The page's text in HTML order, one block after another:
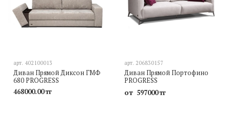
арт. 402100013
Диван Прямой Диксон ГМФ
680 PROGRESS
468000.00 тг
арт. 206830157
Диван Прямой Портофино
PROGRESS
от 597000 тг